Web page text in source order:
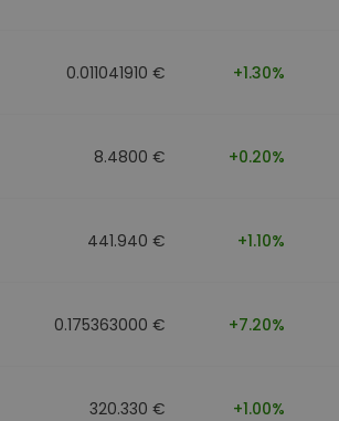
0.011041910 € +1.30%
8.4800 € +0.20%
441.940 € +1.10%
0.175363000 € +7.20%
320.330 € +1.00%